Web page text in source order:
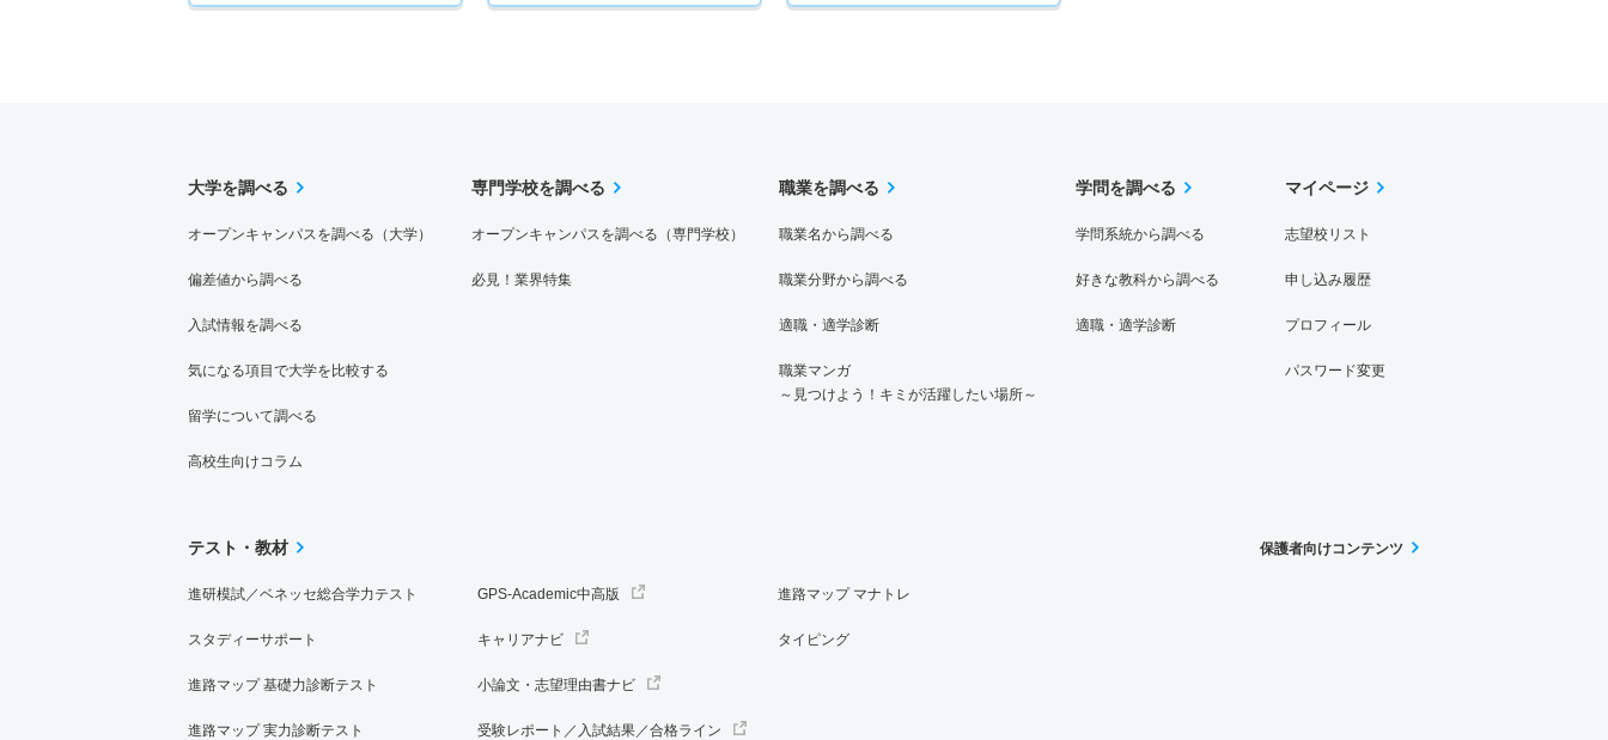
大学を調べる
オープンキャンパスを調べる（大学）
偏差値から調べる
入試情報を調べる
気になる項目で大学を比較する
留学について調べる
高校生向けコラム
専門学校を調べる
オープンキャンパスを調べる（専門学校）
必見！業界特集
職業を調べる
職業名から調べる
職業分野から調べる
適職・適学診断
職業マンガ
～見つけよう！キミが活躍したい場所～
学問を調べる
学問系統から調べる
好きな教科から調べる
適職・適学診断
マイページ
志望校リスト
申し込み履歴
プロフィール
パスワード変更
テスト・教材
進研模試／ベネッセ総合学力テスト
スタディーサポート
進路マップ 基礎力診断テスト
進路マップ 実力診断テスト
GPS-Academic中高版
キャリアナビ
小論文・志望理由書ナビ
受験レポート／入試結果／合格ライン
進路マップ マナトレ
タイピング
保護者向けコンテンツ